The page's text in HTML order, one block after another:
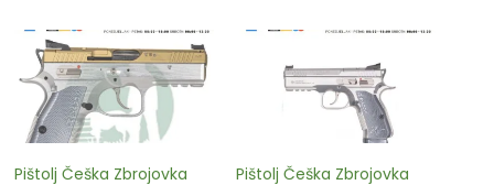
Pištolj Češka Zbrojovka
Pištolj Češka Zbrojovka